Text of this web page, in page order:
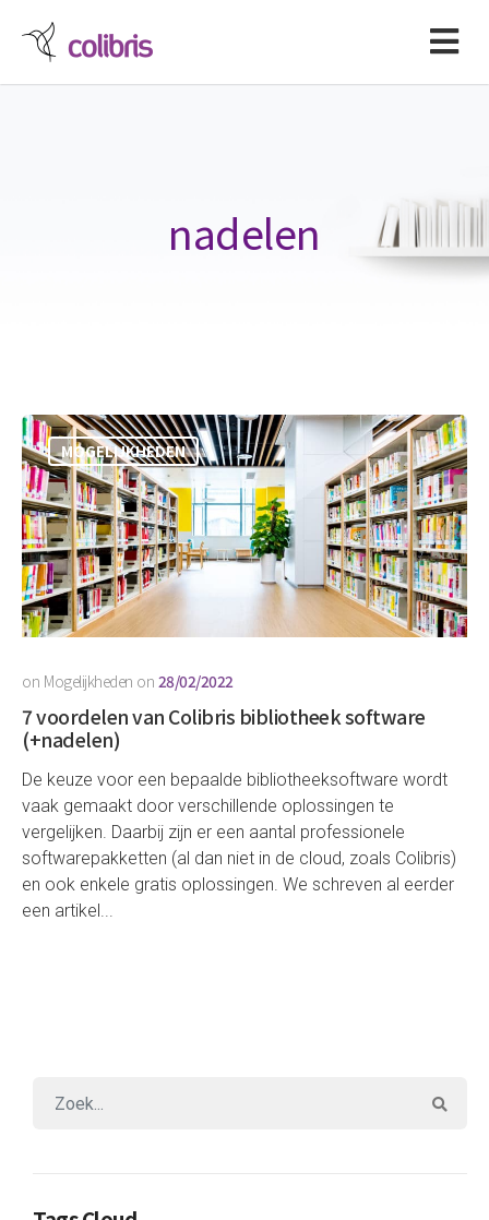
nadelen
MOGELIJKHEDEN
on Mogelijkheden on 28/02/2022
7 voordelen van Colibris bibliotheek software
(+nadelen)
De keuze voor een bepaalde bibliotheeksoftware wordt
vaak gemaakt door verschillende oplossingen te
vergelijken. Daarbij zijn er een aantal professionele
softwarepakketten (al dan niet in de cloud, zoals Colibris)
en ook enkele gratis oplossingen. We schreven al eerder
een artikel...